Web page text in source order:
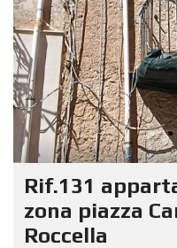
Rif.131
zona piazza
Roccella